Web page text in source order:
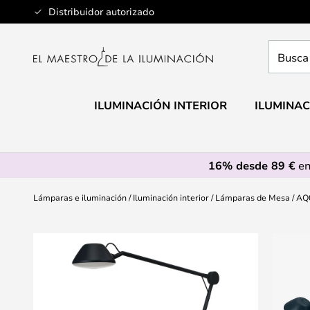
Distribuidor autorizado
Ir
al
aquí
ILUMINACIÓN INTERIOR
16% desde 89 €
Lámparas e iluminación Iluminación interior Lámparas de Mesa